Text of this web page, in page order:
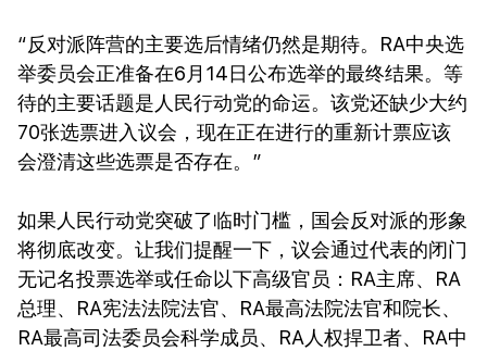
“反对派阵营的主要选后情绪仍然是期待。RA中央选
举委员会正准备在6月14日公布选举的最终结果。等
待的主要话题是人民行动党的命运。该党还缺少大约
70张选票进入议会，现在正在进行的重新计票应该
会澄清这些选票是否存在。”
如果人民行动党突破了临时门槛，国会反对派的形象
将彻底改变。让我们提醒一下，议会通过代表的闭门
无记名投票选举或任命以下高级官员：RA主席、RA
总理、RA宪法法院法官、RA最高法院法官和院长、
RA最高司法委员会科学成员、RA人权捍卫者、RA中